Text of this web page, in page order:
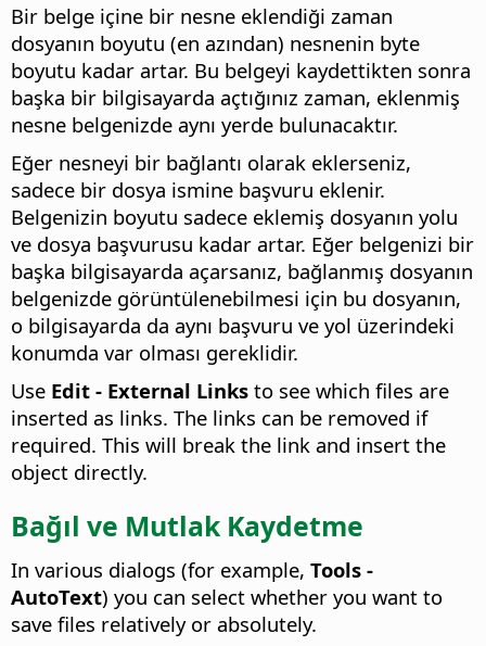
Bir belge içine bir nesne eklendiği zaman
dosyanın boyutu (en azından) nesnenin byte
boyutu kadar artar. Bu belgeyi kaydettikten sonra
başka bir bilgisayarda açtığınız zaman, eklenmiş
nesne belgenizde aynı yerde bulunacaktır.
Eğer nesneyi bir bağlantı olarak eklerseniz,
sadece bir dosya ismine başvuru eklenir.
Belgenizin boyutu sadece eklemiş dosyanın yolu
ve dosya başvurusu kadar artar. Eğer belgenizi bir
başka bilgisayarda açarsanız, bağlanmış dosyanın
belgenizde görüntülenebilmesi için bu dosyanın,
o bilgisayarda da aynı başvuru ve yol üzerindeki
konumda var olması gereklidir.
Use Edit - External Links to see which files are
inserted as links. The links can be removed if
required. This will break the link and insert the
object directly.
Bağıl ve Mutlak Kaydetme
In various dialogs (for example, Tools -
AutoText) you can select whether you want to
save files relatively or absolutely.